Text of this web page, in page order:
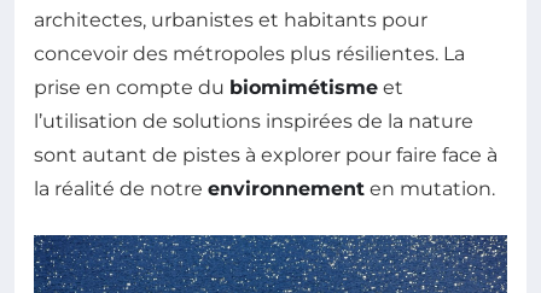
architectes, urbanistes et habitants pour
concevoir des métropoles plus résilientes. La
prise en compte du biomimétisme et
l’utilisation de solutions inspirées de la nature
sont autant de pistes à explorer pour faire face à
la réalité de notre environnement en mutation.